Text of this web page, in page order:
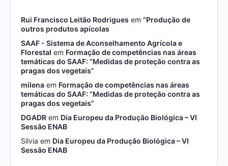
Rui Francisco Leitão Rodrigues em “Produção de
outros produtos apícolas
SAAF - Sistema de Aconselhamento Agrícola e
Florestal em Formação de competências nas áreas
temáticas do SAAF: “Medidas de proteção contra as
pragas dos vegetais”
milena em Formação de competências nas áreas
temáticas do SAAF: “Medidas de proteção contra as
pragas dos vegetais”
DGADR em Dia Europeu da Produção Biológica – VI
Sessão ENAB
Silvia em Dia Europeu da Produção Biológica – VI
Sessão ENAB